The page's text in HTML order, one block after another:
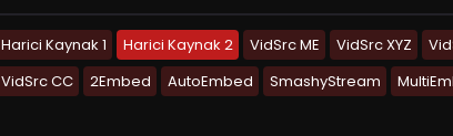
Harici Kaynak 1 Harici Kaynak 2 VidSrc ME VidSrc XYZ
VidSrc CC
2Embed AutoEmbed SmashyStream